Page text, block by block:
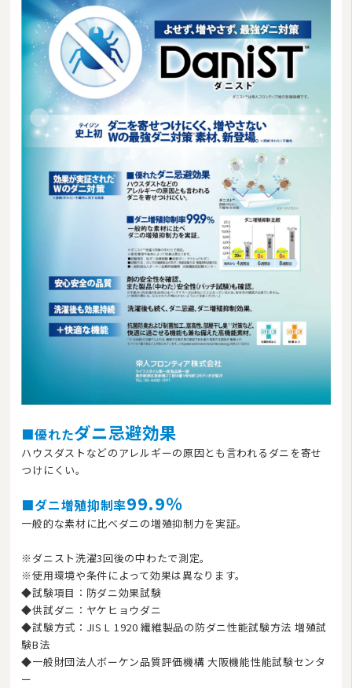
■優れたダニ忌避効果
ハウスダストなどのアレルギーの原因とも言われるダニを寄せ
つけにくい。
■ダニ増殖抑制率99.9％
一般的な素材に比べダニの増殖抑制力を実証。
※ダニスト洗濯3回後の中わたで測定。
※使用環境や条件によって効果は異なります。
◆試験項目：防ダニ効果試験
◆供試ダニ：ヤケヒョウダニ
◆試験方式：JIS L 1920 繊維製品の防ダニ性能試験方法 増殖試
験B法
◆一般財団法人ボーケン品質評価機構 大阪機能性能試験センタ
ー